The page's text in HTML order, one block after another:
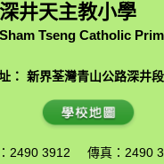
深井天主教小學
Sham Tseng Catholic
： 新界荃灣青山公路深井
2490 3912
傳真：2490